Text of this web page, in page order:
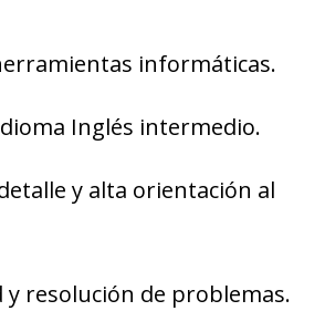
informáticas.
Inglés intermedio.
y alta orientación al
y resolución de problemas.